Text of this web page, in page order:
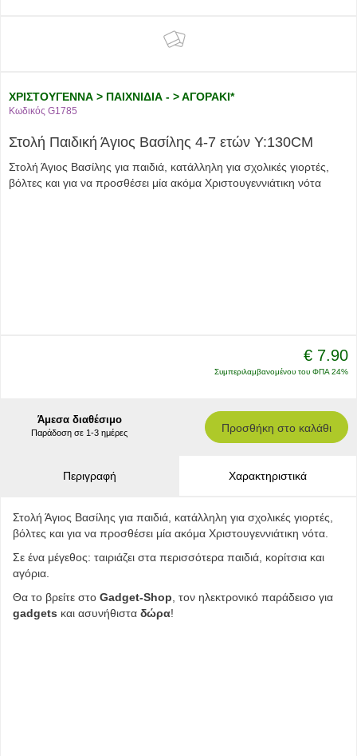
ΧΡΙΣΤΟΥΓΕΝΝΑ > ΠΑΙΧΝΙΔΙΑ - > ΑΓΟΡΑΚΙ*
Κωδικός G1785
Στολή Παιδική Άγιος Βασίλης 4-7 ετών Υ:130CM
Στολή Άγιος Βασίλης για παιδιά, κατάλληλη για σχολικές γιορτές,
βόλτες και για να προσθέσει μία ακόμα Χριστουγεννιάτικη νότα
€ 7.90
Συμπεριλαμβανομένου του ΦΠΑ 24%
Άμεσα διαθέσιμο
Παράδοση σε 1-3 ημέρες Προσθήκη στο καλάθι
Περιγραφή Χαρακτηριστικά
Στολή Άγιος Βασίλης για παιδιά, κατάλληλη για σχολικές γιορτές,
βόλτες και για να προσθέσει μία ακόμα Χριστουγεννιάτικη νότα.
Σε ένα μέγεθος: ταιριάζει στα περισσότερα παιδιά, κορίτσια και
αγόρια.
Θα το βρείτε στο Gadget-Shop , τον ηλεκτρονικό παράδεισο για
gadgets και ασυνήθιστα δώρα!